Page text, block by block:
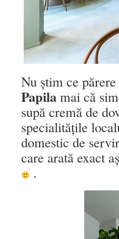
Nu știm ce
Papila mai că
supă cremă de
specialitățile
domestic de
care arată exact
.